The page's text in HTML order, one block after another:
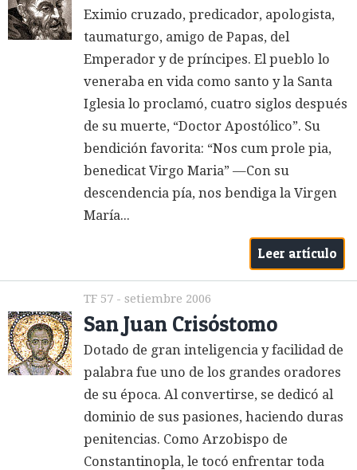
Eximio cruzado, predicador, apologista,
taumaturgo, amigo de Papas, del
Emperador y de príncipes. El pueblo lo
veneraba en vida como santo y la Santa
Iglesia lo proclamó, cuatro siglos después
de su muerte, “Doctor Apostólico”. Su
bendición favorita: “Nos cum prole pia,
benedicat Virgo Maria” —Con su
descendencia pía, nos bendiga la Virgen
María...
Leer artículo
TF 57 - setiembre 2006
San Juan Crisóstomo
Dotado de gran inteligencia y facilidad de
palabra fue uno de los grandes oradores
de su época. Al convertirse, se dedicó al
dominio de sus pasiones, haciendo duras
penitencias. Como Arzobispo de
Constantinopla, le tocó enfrentar toda